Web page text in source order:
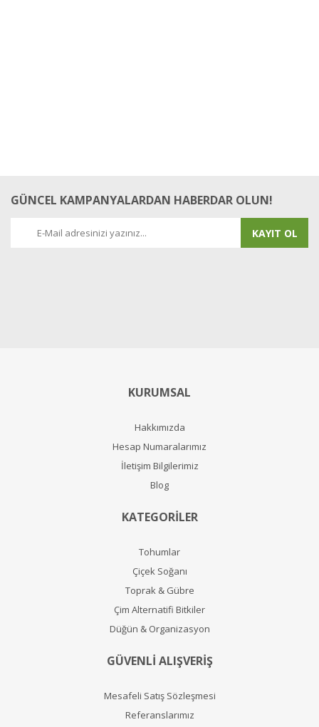
GÜNCEL KAMPANYALARDAN HABERDAR OLUN!
KAYIT OL
KURUMSAL
Hakkımızda
Hesap Numaralarımız
İletişim Bilgilerimiz
Blog
KATEGORİLER
Tohumlar
Çiçek Soğanı
Toprak & Gübre
Çim Alternatifi Bitkiler
Düğün & Organizasyon
GÜVENLİ ALIŞVERİŞ
Mesafeli Satış Sözleşmesi
Referanslarımız